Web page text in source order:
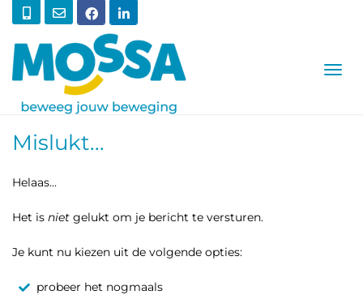
T
Mislukt...
Helaas...
Het is niet gelukt om je bericht te versturen.
Je kunt nu kiezen uit de volgende opties:
probeer het nogmaals